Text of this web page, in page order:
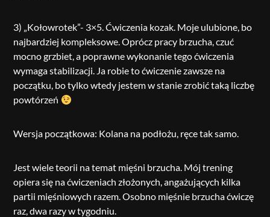
3) „Kołowrotek”- 3×5. Ćwiczenia kozak. Moje ulubione, bo
najbardziej kompleksowe. Oprócz pracy brzucha, czuć
mocno grzbiet, a poprawne wykonanie tego ćwiczenia
wymaga stabilizacji. Ja robie to ćwiczenie zawsze na
początku, bo tylko wtedy jestem w stanie zrobić taką liczbę
powtórzeń
Wersja początkowa: Kolana na podłożu, ręce tak samo.
Jest wiele teorii na temat mięśni brzucha. Mój trening
opiera się na ćwiczeniach złożonych, angażujących kilka
partii mięśniowych razem. Osobno mięśnie brzucha ćwiczę
raz, dwa razy w tygodniu.